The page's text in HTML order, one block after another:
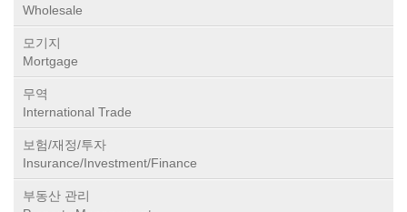
Wholesale
모기지
Mortgage
무역
International Trade
보험/재정/투자
Insurance/Investment/Finance
부동산 관리